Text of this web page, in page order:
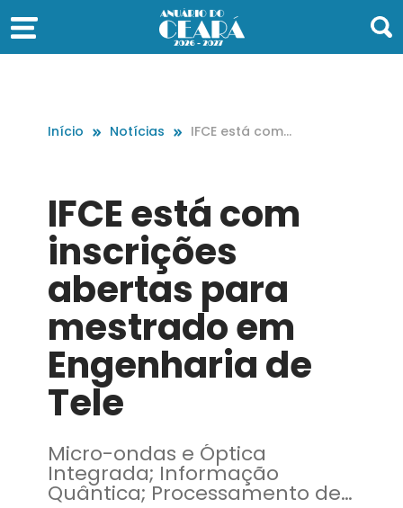
Início Notícias
IFCE está com i
aria de Tele
IFCE está com
inscrições
abertas para
mestrado em
Engenharia de
Tele
Micro-ondas e Óptica
Integrada; Informação
Quântica; Processamento de